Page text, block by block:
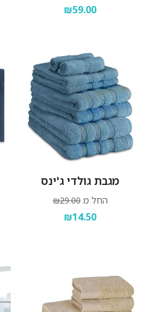
₪59.00
מגבת גולדי ג'ינס
החל מ ₪29.00
₪14.50